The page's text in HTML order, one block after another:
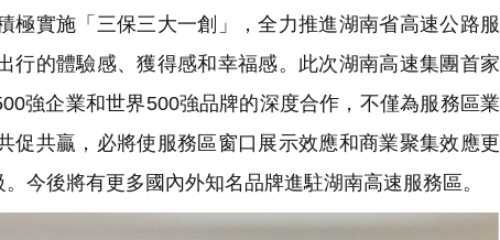
實施「三保三大一創」，全力推進湖南省高速公路服
的體驗感、獲得感和幸福感。此次湖南高速集團首家
強企業和世界500強品牌的深度合作，不僅為服務區業
共贏，必將使服務區窗口展示效應和商業聚集效應更
今後將有更多國內外知名品牌進駐湖南高速服務區。